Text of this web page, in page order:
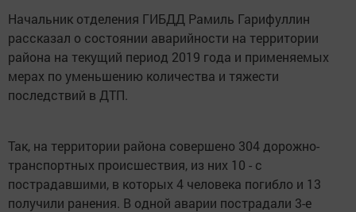
Начальник отделения ГИБДД Рамиль Гарифуллин
рассказал о состоянии аварийности на территории
района на текущий период 2019 года и применяемых
мерах по уменьшению количества и тяжести
последствий в ДТП.
Так, на территории района совершено 304 дорожно-
транспортных происшествия, из них 10 - с
пострадавшими, в которых 4 человека погибло и 13
получили ранения. В одной аварии пострадали 3-е